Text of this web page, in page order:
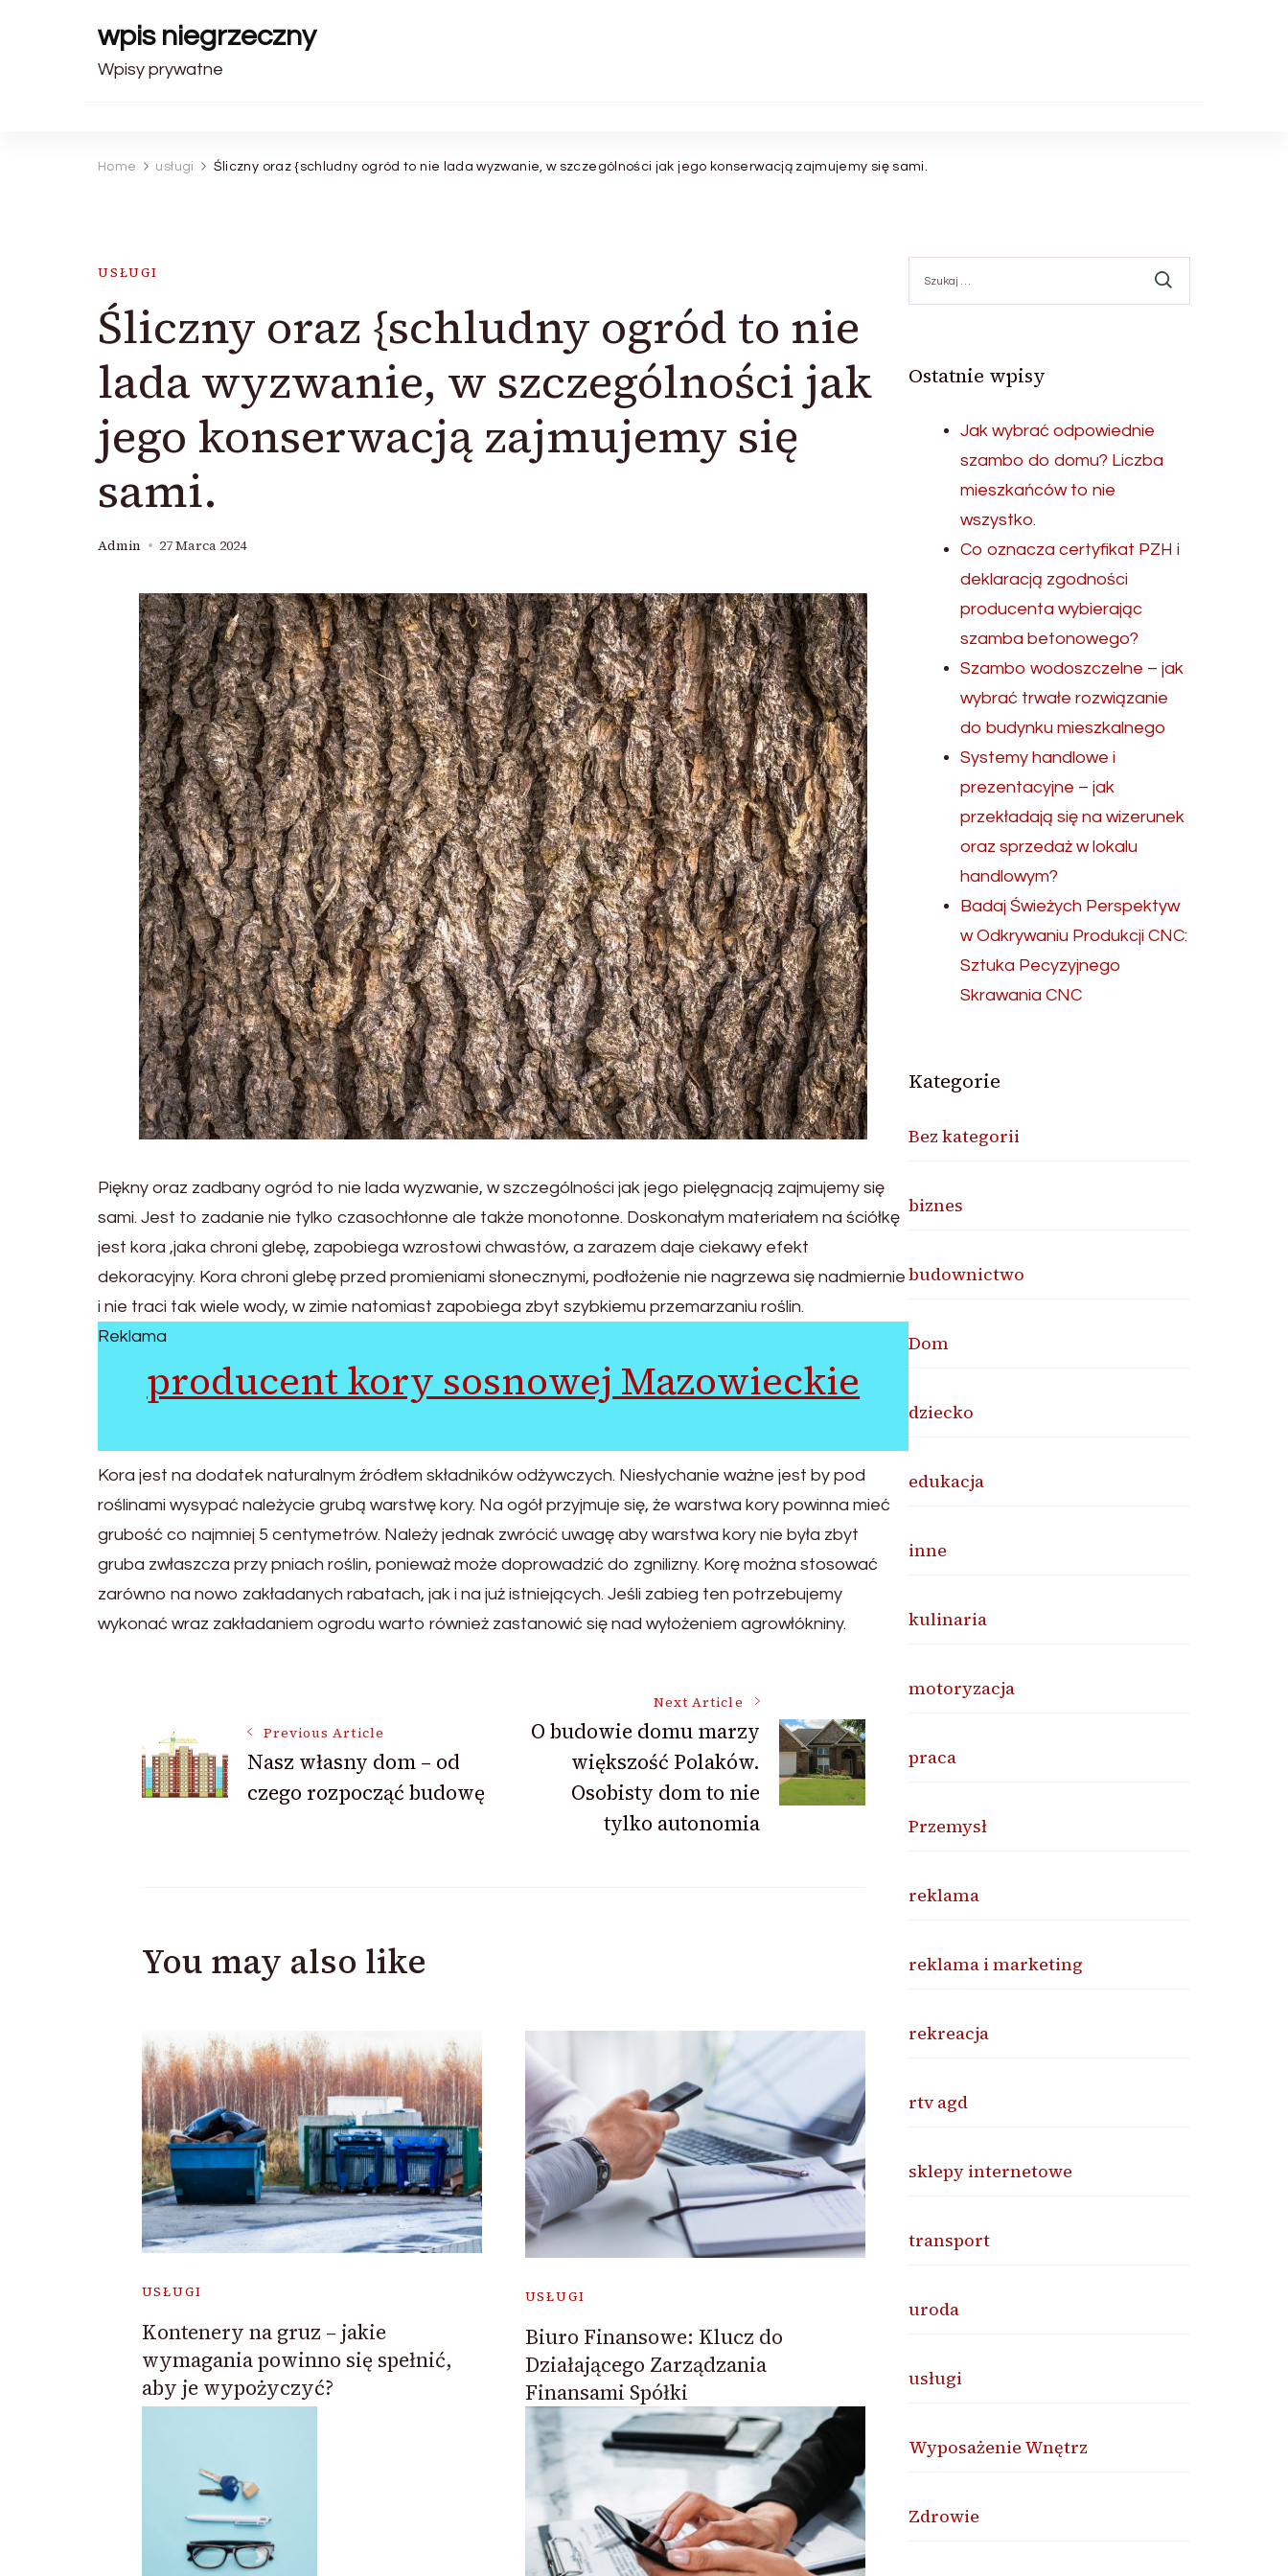
wpis niegrzeczny
Wpisy prywatne
Home usługi Śliczny oraz {schludny ogród to nie lada wyzwanie, w szczególności jak jego konserwacją zajmujemy się sami.
USŁUGI
Śliczny oraz {schludny ogród to nie
lada wyzwanie, w szczególności jak
jego konserwacją zajmujemy się
sami.
Admin 27 Marca 2024
Piękny oraz zadbany ogród to nie lada wyzwanie, w szczególności jak jego pielęgnacją zajmujemy się
sami. Jest to zadanie nie tylko czasochłonne ale także monotonne. Doskonałym materiałem na ściółkę
jest kora ,jaka chroni glebę, zapobiega wzrostowi chwastów, a zarazem daje ciekawy efekt
dekoracyjny. Kora chroni glebę przed promieniami słonecznymi, podłożenie nie nagrzewa się nadmiernie
i nie traci tak wiele wody, w zimie natomiast zapobiega zbyt szybkiemu przemarzaniu roślin.
Reklama
producent kory sosnowej Mazowieckie
Kora jest na dodatek naturalnym źródłem składników odżywczych. Niesłychanie ważne jest by pod
roślinami wysypać należycie grubą warstwę kory. Na ogół przyjmuje się, że warstwa kory powinna mieć
grubość co najmniej 5 centymetrów. Należy jednak zwrócić uwagę aby warstwa kory nie była zbyt
gruba zwłaszcza przy pniach roślin, ponieważ może doprowadzić do zgnilizny. Korę można stosować
zarówno na nowo zakładanych rabatach, jak i na już istniejących. Jeśli zabieg ten potrzebujemy
wykonać wraz zakładaniem ogrodu warto również zastanowić się nad wyłożeniem agrowłókniny.
Navigation
Previous Article
Nasz własny dom – od
czego rozpocząć budowę
Next Article
O budowie domu marzy
większość Polaków.
Osobisty dom to nie
tylko autonomia
You may also like
USŁUGI
Kontenery na gruz – jakie
wymagania powinno się spełnić,
aby je wypożyczyć?
USŁUGI
Biuro Finansowe: Klucz do
Działającego Zarządzania
Finansami Spółki
Ostatnie wpisy
Jak wybrać odpowiednie
szambo do domu? Liczba
mieszkańców to nie
wszystko.
Co oznacza certyfikat PZH i
deklaracją zgodności
producenta wybierając
szamba betonowego?
Szambo wodoszczelne – jak
wybrać trwałe rozwiązanie
do budynku mieszkalnego
Systemy handlowe i
prezentacyjne – jak
przekładają się na wizerunek
oraz sprzedaż w lokalu
handlowym?
Badaj Świeżych Perspektyw
w Odkrywaniu Produkcji CNC:
Sztuka Pecyzyjnego
Skrawania CNC
Kategorie
Bez kategorii
biznes
budownictwo
Dom
dziecko
edukacja
inne
kulinaria
motoryzacja
praca
Przemysł
reklama
reklama i marketing
rekreacja
rtv agd
sklepy internetowe
transport
uroda
usługi
Wyposażenie Wnętrz
Zdrowie